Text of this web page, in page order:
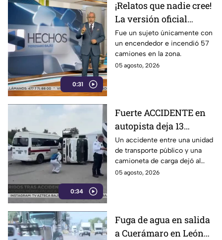
0:31
¡Relatos que nadie cree!
La versión oficial
pretende que creamos
que fue un solo hombre
en caso de Tamaulipas
Fue un sujeto únicamente con
un encendedor e incendió 57
camiones en la zona.
05 agosto, 2026
0:34
Fuerte ACCIDENTE en
autopista deja 13
lesionados: transporte
público choca contra
camioneta en la
México-Pachuca
Un accidente entre una unidad
de transporte público y una
camioneta de carga dejó al
menos 13 personas lesionadas
05 agosto, 2026
Fuga de agua en salida
a Cuerámaro en León